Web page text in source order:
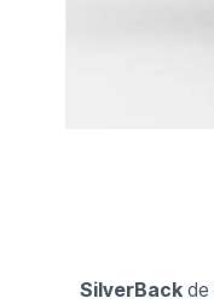
SilverBack de